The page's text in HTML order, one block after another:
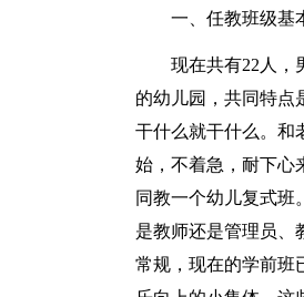
一、任教班级基
现在共有22人，
的幼儿园，共同特点
干什么就干什么。和
始，不着急，耐下心
同教一个幼儿复式班
是教师还是管理员、
常规，现在的学前班